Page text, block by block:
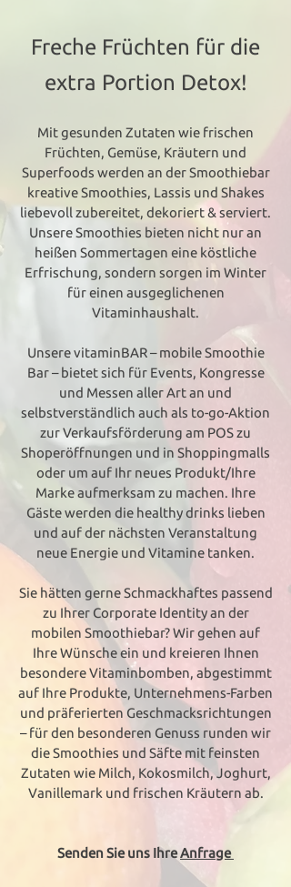
Freche Früchten für die
extra Portion Detox!
Mit gesunden Zutaten wie frischen
Früchten, Gemüse, Kräutern und
Superfoods werden an der Smoothiebar
kreative Smoothies, Lassis und Shakes
liebevoll zubereitet, dekoriert & serviert.
Unsere Smoothies bieten nicht nur an
heißen Sommertagen eine köstliche
Erfrischung, sondern sorgen im Winter
für einen ausgeglichenen
Vitaminhaushalt.
Unsere vitaminBAR – mobile Smoothie
Bar – bietet sich für Events, Kongresse
und Messen aller Art an und
selbstverständlich auch als to-go-Aktion
zur Verkaufsförderung am POS zu
Shoperöffnungen und in Shoppingmalls
oder um auf Ihr neues Produkt/Ihre
Marke aufmerksam zu machen. Ihre
Gäste werden die healthy drinks lieben
und auf der nächsten Veranstaltung
neue Energie und Vitamine tanken.
Sie hätten gerne Schmackhaftes passend
zu Ihrer Corporate Identity an der
mobilen Smoothiebar? Wir gehen auf
Ihre Wünsche ein und kreieren Ihnen
besondere Vitaminbomben, abgestimmt
auf Ihre Produkte, Unternehmens-Farben
und präferierten Geschmacksrichtungen
– für den besonderen Genuss runden wir
die Smoothies und Säfte mit feinsten
Zutaten wie Milch, Kokosmilch, Joghurt,
Vanillemark und frischen Kräutern ab.
Senden Sie uns IhreAnfrage